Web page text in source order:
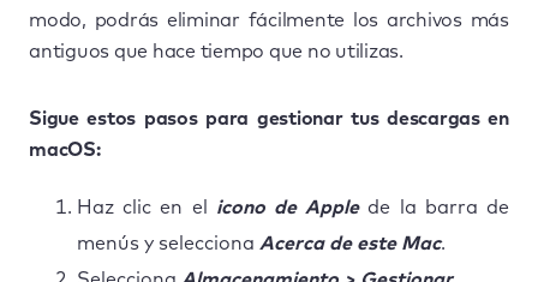
modo, podrás eliminar fácilmente los archivos más
antiguos que hace tiempo que no utilizas.
Sigue estos pasos para gestionar tus descargas en
macOS:
Haz clic en el icono de Applede la barra de
menús y selecciona Acerca de este Mac.